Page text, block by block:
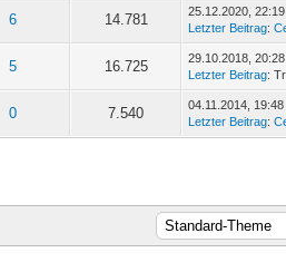
6 14.781
25.12.2020, 22:19
Letzter Beitrag:
5 16.725
29.10.2018, 20:28
Letzter Beitrag:
0 7.540
04.11.2014, 19:48
Letzter Beitrag: